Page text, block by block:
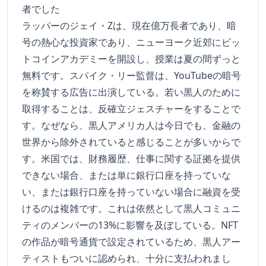
者でした
ラッパーのジェイ・Zは、現在億万長者であり、暗
号の熱心な投資家であり、ニューヨーク近郊にビッ
トコインアカデミーを開設し、授業は夏の間ずっと
無料です。スパイク・リー監督は、YouTubeの暗号
を称賛する広告に出演している。若い黒人のために
取得することは、反確立ジェスチャーをすることで
す。なぜなら、黒人アメリカ人は今日でも、金融の
世界から除外されていると感じることが多いからで
す。米国では、財務履歴、仕事に関する証拠を提供
できない場合、または単に銀行口座を持っていな
い、または銀行口座を持っていない場合に融資を受
けるのは複雑です。これは依然として黒人コミュニ
ティのメンバーの13%に影響を及ぼしている。NFT
の作品が暗号通貨で設定されているため、黒人アー
ティストもついに認められ、十分に支払われまし